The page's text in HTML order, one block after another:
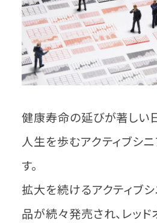
健康寿命の延びが著しい
人生を歩むアクティブシ
す。
拡大を続けるアクティブ
品が続々発売され、レッド